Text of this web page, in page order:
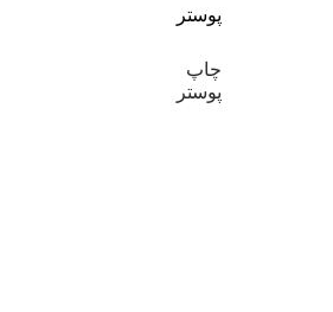
چاپ
پوستر